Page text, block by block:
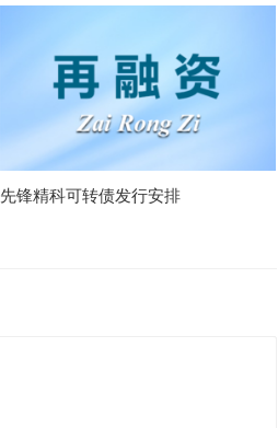
先锋精科可转债发行安排